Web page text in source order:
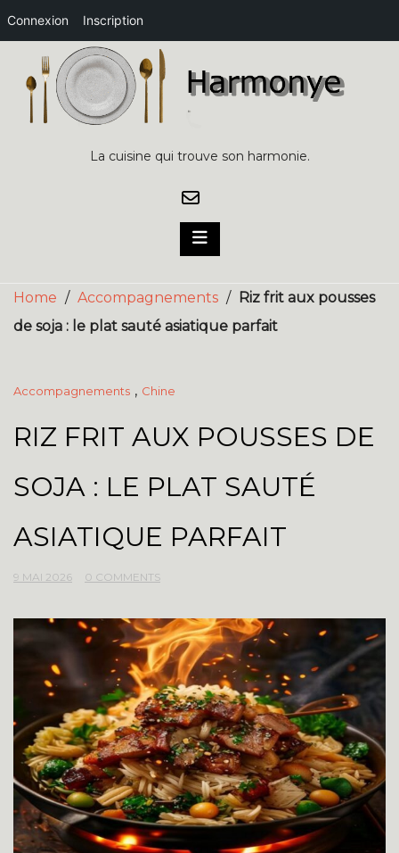
Connexion Inscription
content
La cuisine qui trouve son harmonie.
Home / Accompagnements /
Riz frit aux pousses
de soja : le plat sauté asiatique parfait
Accompagnements , Chine
RIZ FRIT AUX POUSSES DE
SOJA : LE PLAT SAUTÉ
ASIATIQUE PARFAIT
9 MAI 2026 0 COMMENTS